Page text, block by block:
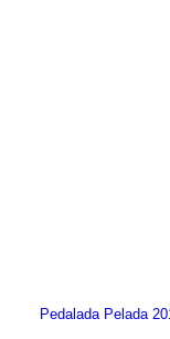
Pedalada Pelada